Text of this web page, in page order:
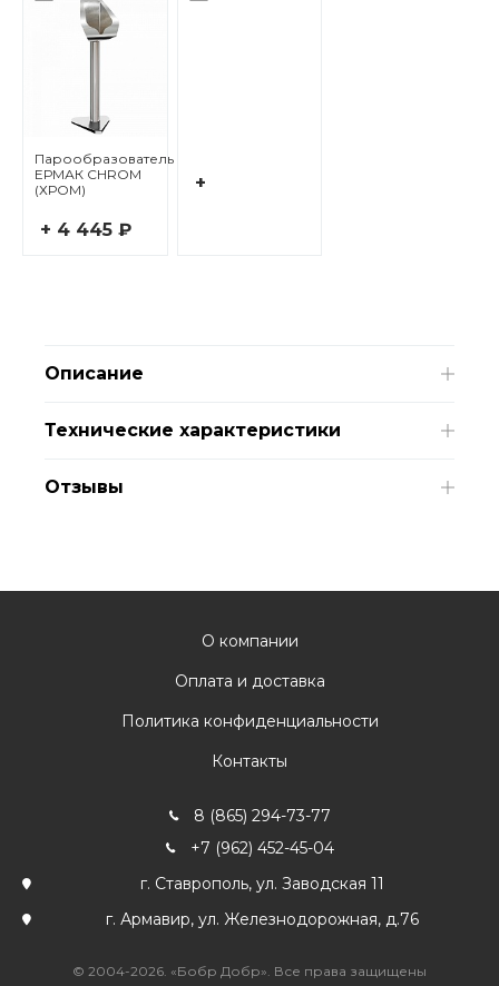
Парообразователь
ЕРМАК CHROM
(ХРОМ)
+ 4 445 ₽
+
Описание
Технические характеристики
Отзывы
О компании
Оплата и доставка
Политика конфиденциальности
Контакты
8 (865) 294-73-77
+7 (962) 452-45-04
г. Ставрополь, ул. Заводская 11
г. Армавир, ул. Железнодорожная, д.76
© 2004-2026. «Бобр Добр». Все права защищены